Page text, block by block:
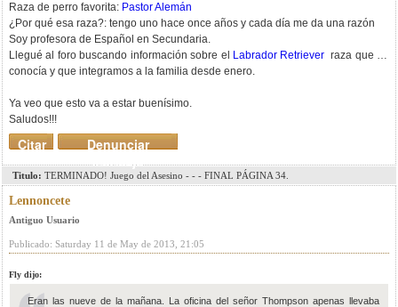
Raza de perro favorita: Pastor Alemán
¿Por qué esa raza?: tengo uno hace once años y cada día me da una razón
Soy profesora de Español en Secundaria.
Llegué al foro buscando información sobre el
Labrador Retriever raza que no
conocía y que integramos a la familia desde enero.
Ya veo que esto va a estar buenísimo.
Saludos!!!
Denunciar
mensaje
Citar
Titulo: TERMINADO! Juego del Asesino - - - FINAL PÁGINA 34.
Lennoncete
Antiguo Usuario
Publicado: Saturday 11 de May de 2013, 21:05
Fly dijo:
Eran las nueve de la mañana. La oficina del señor Thompson apenas llevaba